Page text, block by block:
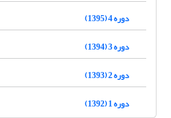
دوره 4 (1395)
دوره 3 (1394)
دوره 2 (1393)
دوره 1 (1392)